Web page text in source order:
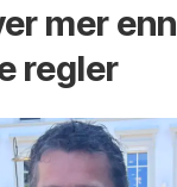
mer enn
regler